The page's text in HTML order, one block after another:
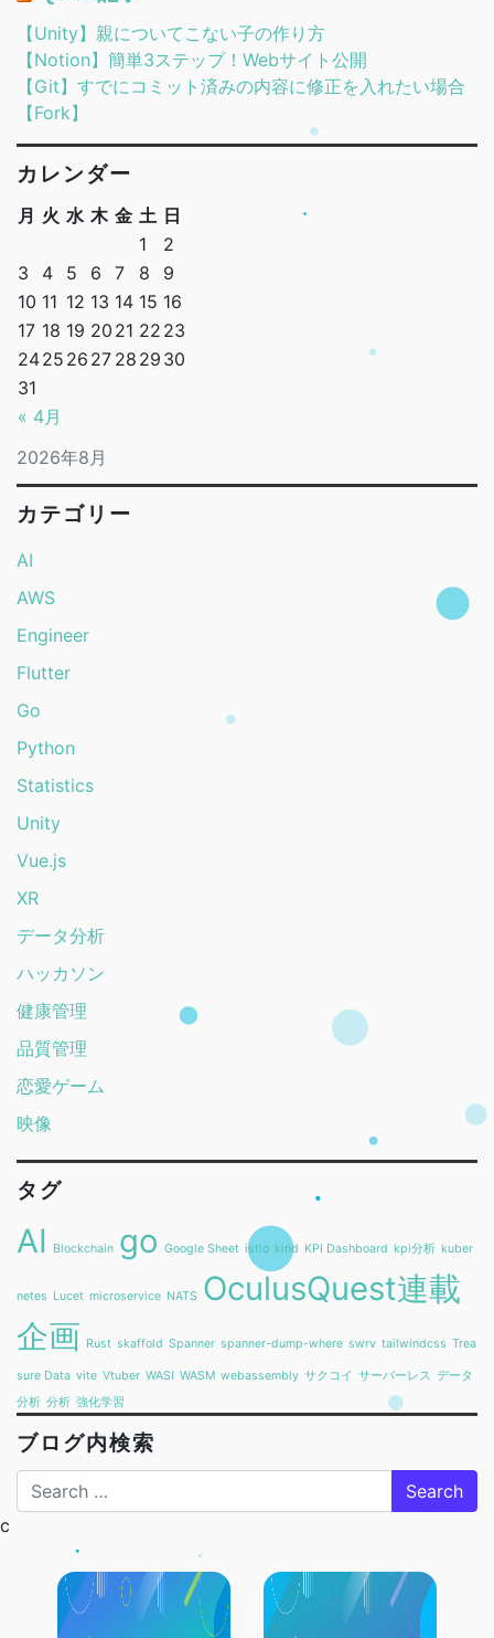
【Unity】親についてこない子の作り方
【Notion】簡単3ステップ！Webサイト公開
【Git】すでにコミット済みの内容に修正を入れたい場合
【Fork】
カレンダー
2026年8月
月 火 水 木 金 土 日
« 4月
1
2
3
4 5 6 7 8
9
10 11 12 13 14 15 16
17 18 19 20 21 22 23
2425 26 27 28 29 30
31
カテゴリー
AI
AWS
Engineer
Flutter
Go
Python
Statistics
Unity
Vue.js
XR
データ分析
ハッカソン
健康管理
品質管理
恋愛ゲーム
映像
タグ
AI Blockchain go Google Sheet istio kind KPI Dashboard kpi分析 kuber
netes Lucet microservice NATS OculusQuest連載
企画 Rust skaffold Spanner spanner-dump-where swrv tailwindcss Trea
sure Data vite Vtuber WASI WASM webassembly サクコイ サーバーレス データ
分析 分析 強化学習
ブログ内検索
Search
c